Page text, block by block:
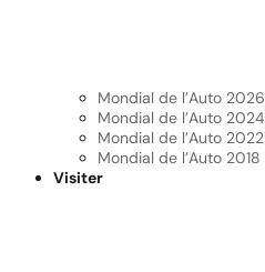
Mondial de l’Auto 2026
Mondial de l’Auto 2024
Mondial de l’Auto 2022
Mondial de l’Auto 2018
Visiter